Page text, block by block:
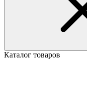
Каталог товаров